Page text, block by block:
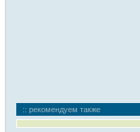
:: рекомендуем также